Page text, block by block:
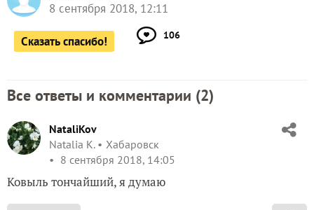
8 сентября 2018, 12:11
Сказать спасибо! 106
Все ответы и комментарии (2)
NataliKov
Natalia K.
Хабаровск
8 сентября 2018, 14:05
Ковыль тончайший, я думаю